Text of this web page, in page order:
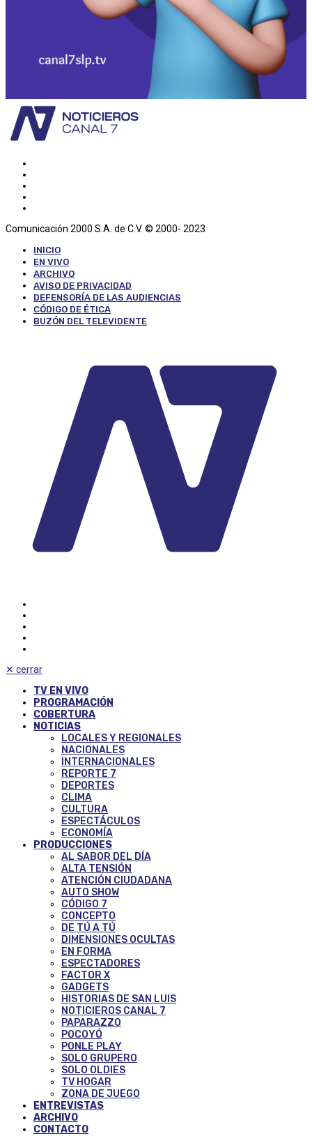
Comunicación 2000 S.A. de C.V. © 2000- 2023
INICIO
EN VIVO
ARCHIVO
AVISO DE PRIVACIDAD
DEFENSORÍA DE LAS AUDIENCIAS
CÓDIGO DE ÉTICA
BUZÓN DEL TELEVIDENTE
✕ cerrar
TV EN VIVO
PROGRAMACIÓN
COBERTURA
NOTICIAS
LOCALES Y REGIONALES
NACIONALES
INTERNACIONALES
REPORTE 7
DEPORTES
CLIMA
CULTURA
ESPECTÁCULOS
ECONOMÍA
PRODUCCIONES
AL SABOR DEL DÍA
ALTA TENSIÓN
ATENCIÓN CIUDADANA
AUTO SHOW
CÓDIGO 7
CONCEPTO
DE TÚ A TÚ
DIMENSIONES OCULTAS
EN FORMA
ESPECTADORES
FACTOR X
GADGETS
HISTORIAS DE SAN LUIS
NOTICIEROS CANAL 7
PAPARAZZO
POCOYÓ
PONLE PLAY
SOLO GRUPERO
SOLO OLDIES
TV HOGAR
ZONA DE JUEGO
ENTREVISTAS
ARCHIVO
CONTACTO